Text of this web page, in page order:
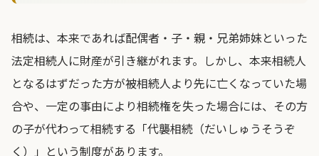
相続は、本来であれば配偶者・子・親・兄弟姉妹といった
法定相続人に財産が引き継がれます。しかし、本来相続人
となるはずだった方が被相続人より先に亡くなっていた場
合や、一定の事由により相続権を失った場合には、その方
の子が代わって相続する「代襲相続（だいしゅうそうぞ
く）」という制度があります。